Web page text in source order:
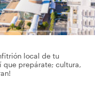
local de tu
que prepárate; cultura,